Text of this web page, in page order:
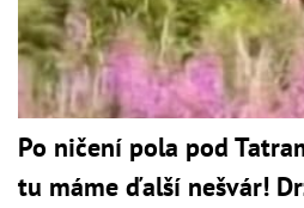
Po ničení pola pod
tu máme ďalší nešvár!